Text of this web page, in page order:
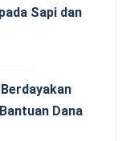
Sapi dan
Dana